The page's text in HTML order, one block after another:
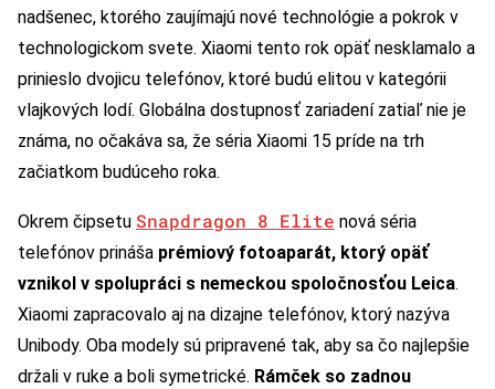
nadšenec, ktorého zaujímajú nové technológie a pokrok v
technologickom svete. Xiaomi tento rok opäť nesklamalo a
prinieslo dvojicu telefónov, ktoré budú elitou v kategórii
vlajkových lodí. Globálna dostupnosť zariadení zatiaľ nie je
známa, no očakáva sa, že séria Xiaomi 15 príde na trh
začiatkom budúceho roka.
Okrem čipsetu Snapdragon 8 Elite nová séria
telefónov prináša prémiový fotoaparát, ktorý opäť
vznikol v spolupráci s nemeckou spoločnosťou Leica.
Xiaomi zapracovalo aj na dizajne telefónov, ktorý nazýva
Unibody. Oba modely sú pripravené tak, aby sa čo najlepšie
držali v ruke a boli symetrické. Rámček so zadnou